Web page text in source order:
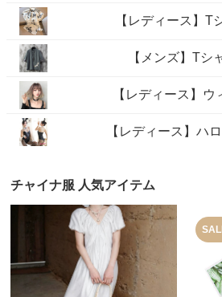
【レディース】T
【メンズ】Tシ
【レディース】ウ
【レディース】ハ
チャイナ服 人気アイテム